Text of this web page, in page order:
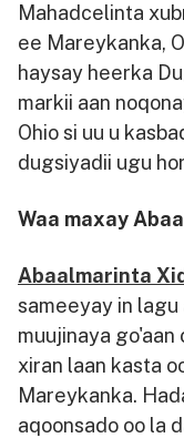
Mahadcelinta
ee Mareykanka,
haysay heerka
markii aan
Ohio si uu u
dugsiyadii ugu
Waa maxay
Abaalmarinta
sameeyay in
muujinaya go'aan
xiran laan kasta
Mareykanka.
aqoonsado oo la